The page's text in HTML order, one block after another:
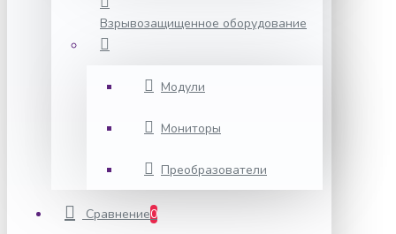
Взрывозащищенное оборудование
Модули
Мониторы
Преобразователи
Сравнение0